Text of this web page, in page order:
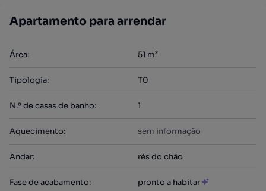
Apartamento para arrendar
Área: 51 m²
Tipologia: T0
N.º de casas de banho: 1
Aquecimento: sem informação
Andar: rés do chão
Fase de acabamento: pronto a habitar